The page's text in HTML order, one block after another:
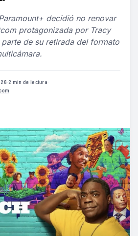
decidió no renovar
protagonizada por Tracy
de su retirada del formato
·2 min de lectura·